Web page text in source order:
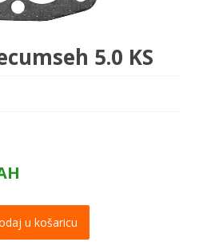
5.0 KS
u košaricu